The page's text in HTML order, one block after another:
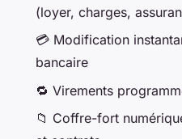
(loyer, charges,
💳 Modification
bancaire
🔁 Virements
📁 Coffre-fort